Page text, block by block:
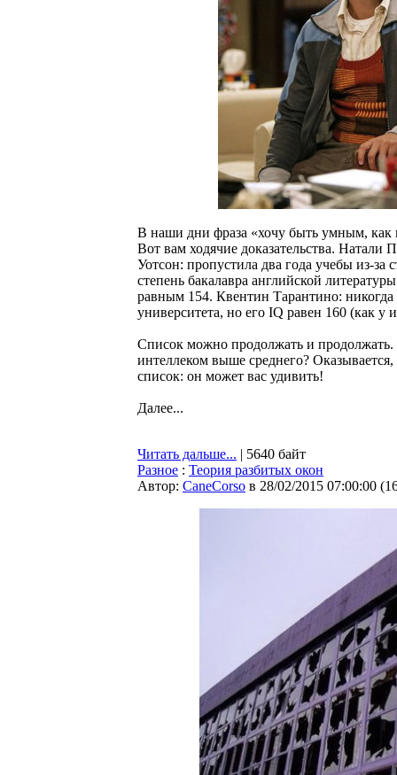
В наши дни фраза «хочу быть умным, как
Вот вам ходячие доказательства.
Уотсон: пропустила два года учебы из-
степень бакалавра английской
равным 154. Квентин Тарантино:
университета, но его IQ равен 160 (как у
Список можно продолжать и продолжать.
интеллеком выше среднего?
список: он может вас удивить!
Далее...
Читать дальше... | 5640 байт
Разное : Теория разбитых окон
Автор: CaneCorso в 28/02/2015 07:00:00 (